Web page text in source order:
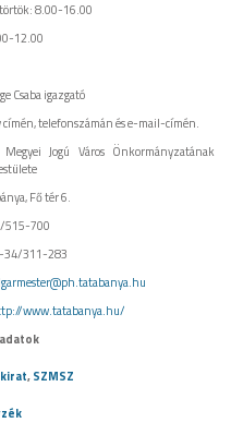
8.00-16.00
12.00
Csaba igazgató
címén, telefonszámán és e-mail-címén.
Megyei Jogú Város Önkormányzatának
Fő tér 6.
515-700
34/311-283
www.tatabanya.hu/
,SZMSZ